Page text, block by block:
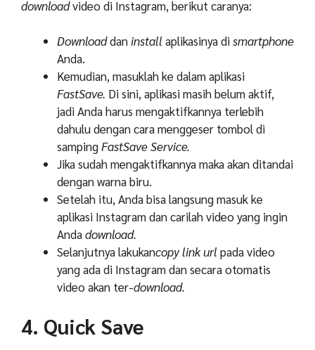
downloadvideo di Instagram, berikut caranya:
Downloaddaninstall aplikasinya dismartphone
Anda.
Kemudian, masuklah ke dalam aplikasi
FastSave. Di sini, aplikasi masih belum aktif,
jadi Anda harus mengaktifkannya terlebih
dahulu dengan cara menggeser tombol di
sampingFastSave Service.
Jika sudah mengaktifkannya maka akan ditandai
dengan warna biru.
Setelah itu, Anda bisa langsung masuk ke
aplikasi Instagram dan carilah video yang ingin
Andadownload.
Selanjutnya lakukancopy link url pada video
yang ada di Instagram dan secara otomatis
video akan ter-download.
4. Quick Save